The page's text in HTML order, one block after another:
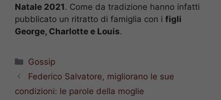
Natale 2021. Come da tradizione hanno infatti
pubblicato un ritratto di famiglia con i figli
George, Charlotte e Louis.
Categorie
Gossip
Federico Salvatore, migliorano le sue
condizioni: le parole della moglie